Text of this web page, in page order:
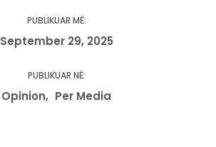
PUBLIKUAR MË:
September 29, 2025
PUBLIKUAR NË:
Opinion Per Media